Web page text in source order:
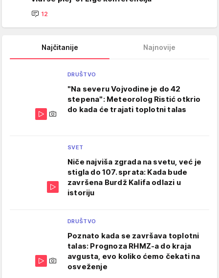
12
Najčitanije Najnovije
DRUŠTVO
"Na severu Vojvodine je do 42
stepena": Meteorolog Ristić otkrio
do kada će trajati toplotni talas
SVET
Niče najviša zgrada na svetu, već je
stigla do 107. sprata: Kada bude
završena Burdž Kalifa odlazi u
istoriju
DRUŠTVO
Poznato kada se završava toplotni
talas: Prognoza RHMZ-a do kraja
avgusta, evo koliko ćemo čekati na
osveženje